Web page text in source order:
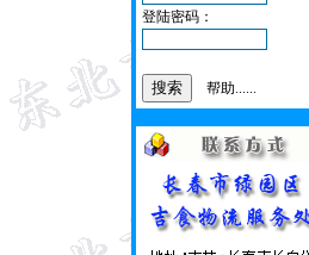
登陆密码：
帮助......